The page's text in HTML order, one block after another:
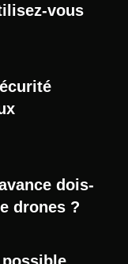
vous
dois-
drones ?